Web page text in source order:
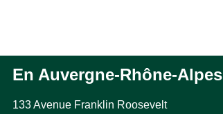
En Auvergne-Rhône-Alpes
133 Avenue Franklin Roosevelt